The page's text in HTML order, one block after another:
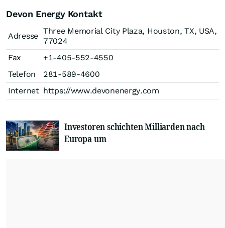
Devon Energy Kontakt
Adresse
Three Memorial City Plaza, Houston, TX, USA,
77024
Fax
+1-405-552-4550
Telefon
281-589-4600
Internet https://www.devonenergy.com
Investoren schichten Milliarden nach
Europa um